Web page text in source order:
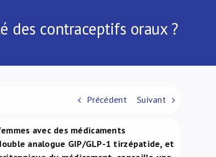
des contraceptifs oraux ?
Précédent Suivant
avec des médicaments
analogue GIP/GLP-1 tirzépatide, et